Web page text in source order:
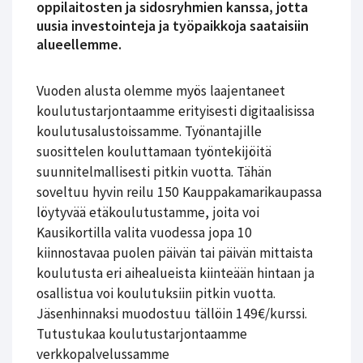
oppilaitosten ja sidosryhmien kanssa, jotta
uusia investointeja ja työpaikkoja saataisiin
alueellemme.
Vuoden alusta olemme myös laajentaneet
koulutustarjontaamme erityisesti digitaalisissa
koulutusalustoissamme. Työnantajille
suosittelen kouluttamaan työntekijöitä
suunnitelmallisesti pitkin vuotta. Tähän
soveltuu hyvin reilu 150 Kauppakamarikaupassa
löytyvää etäkoulutustamme, joita voi
Kausikortilla valita vuodessa jopa 10
kiinnostavaa puolen päivän tai päivän mittaista
koulutusta eri aihealueista kiinteään hintaan ja
osallistua voi koulutuksiin pitkin vuotta.
Jäsenhinnaksi muodostuu tällöin 149€/kurssi.
Tutustukaa koulutustarjontaamme
verkkopalvelussamme